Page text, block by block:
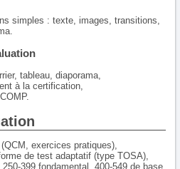
simples : texte, images, transitions,
tableau, diaporama,
à la certification,
exercices pratiques),
de test adaptatif (type TOSA),
399 fondamental, 400-549 de base,